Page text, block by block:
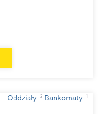
Oddziały 2 Bankomaty 1